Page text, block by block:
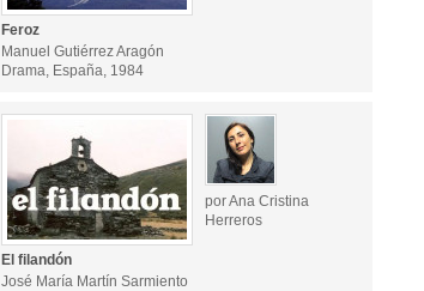
Feroz
Manuel Gutiérrez Aragón
Drama, España, 1984
por Ana Cristina
Herreros
El filandón
José María Martín Sarmiento